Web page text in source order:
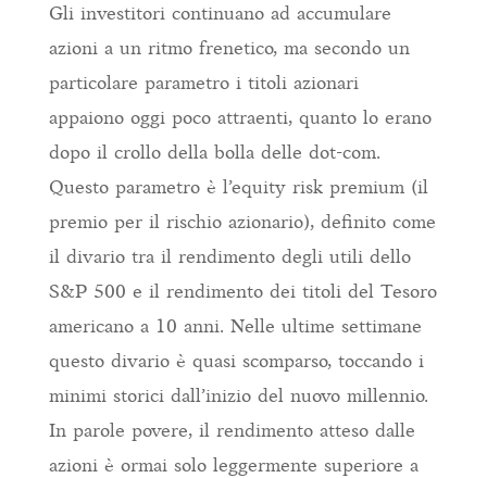
Gli investitori continuano ad accumulare
azioni a un ritmo frenetico, ma secondo un
particolare parametro i titoli azionari
appaiono oggi poco attraenti, quanto lo erano
dopo il crollo della bolla delle dot-com.
Questo parametro è l’equity risk premium (il
premio per il rischio azionario), definito come
il divario tra il rendimento degli utili dello
S&P 500 e il rendimento dei titoli del Tesoro
americano a 10 anni. Nelle ultime settimane
questo divario è quasi scomparso, toccando i
minimi storici dall’inizio del nuovo millennio.
In parole povere, il rendimento atteso dalle
azioni è ormai solo leggermente superiore a